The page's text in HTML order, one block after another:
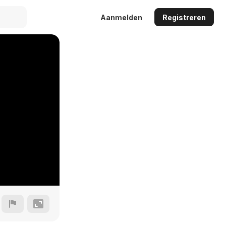
Aanmelden Registreren